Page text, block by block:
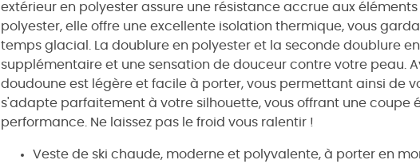
extérieur en polyester assure une résistance accrue aux
polyester, elle offre une excellente isolation thermique, vous
temps glacial. La doublure en polyester et la seconde doublure
supplémentaire et une sensation de douceur contre votre peau.
doudoune est légère et facile à porter, vous permettant ainsi de
s'adapte parfaitement à votre silhouette, vous offrant une coupe
performance. Ne laissez pas le froid vous ralentir !
Veste de ski chaude, moderne et polyvalente, à porter en